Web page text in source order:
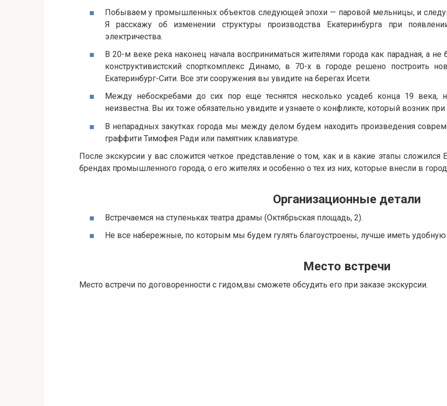
Побываем у промышленных объектов следующей эпохи — паровой мельницы, и
Я расскажу об изменении структуры производства Екатеринбурга при
электричества.
В 20-м веке река наконец начала восприниматься жителями города как парадная, а
конструктивистский спорткомплекс Динамо, в 70-х в городе решено построить
Екатеринбург-Сити. Все эти сооружения вы увидите на берегах Исети.
Между небоскребами до сих пор еще теснятся несколько усадеб конца 19
неизвестна. Вы их тоже обязательно увидите и узнаете о конфликте, который возник при
В непарадных закутках города мы между делом будем находить произведения
граффити Тимофея Ради или памятник клавиатуре.
После экскурсии у вас сложится четкое представление о том, как и в какие этапы сложился
брендах промышленного города, о его жителях и особенно о тех из них, которые внесли в
Организационные детали
Встречаемся на ступеньках театра драмы (Октябрьская площадь, 2).
Не все набережные, по которым мы будем гулять благоустроены, лучше иметь
Место встречи
Место встречи по договоренности с гидом,вы сможете обсудить его при заказе экскурсии.